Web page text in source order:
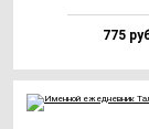
775